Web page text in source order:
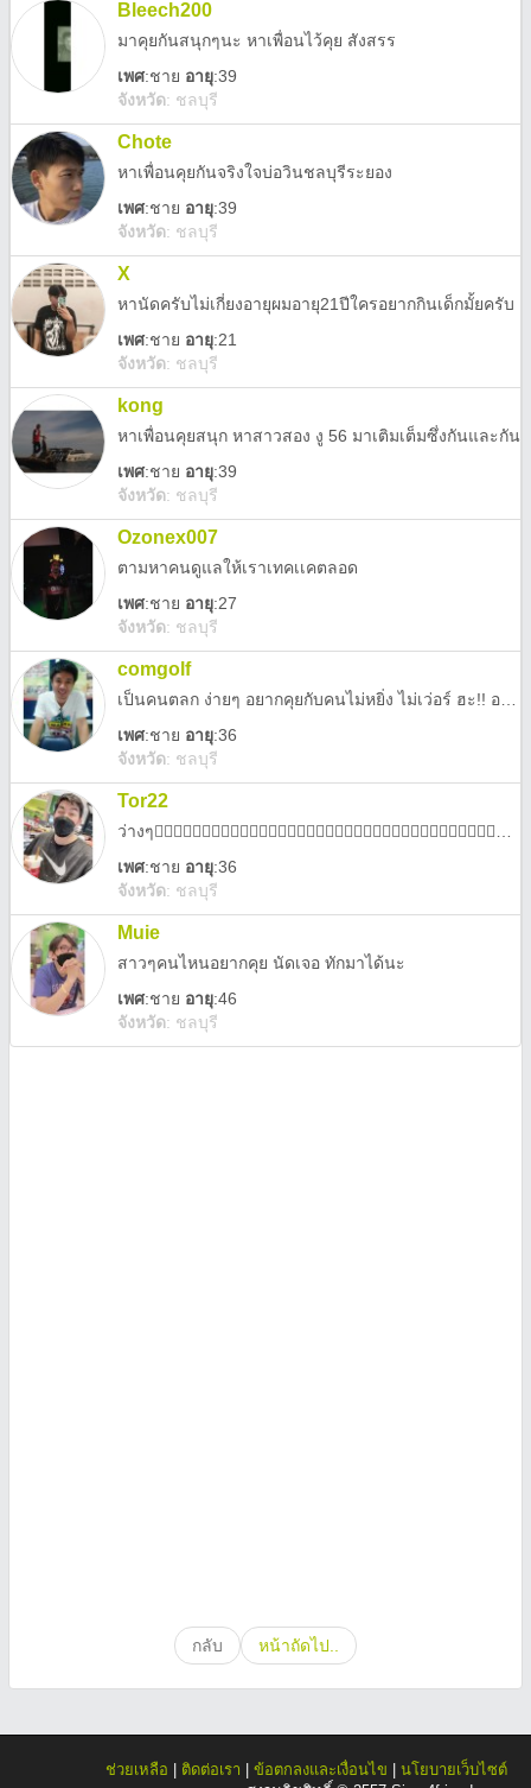
Bleech200
มาคุยกันสนุกๆนะ หาเพื่อนไว้คุย สังสรร
เพศ:ชาย อายุ:39
จังหวัด: ชลบุรี
Chote
หาเพื่อนคุยกันจริงใจบ่อวินชลบุรีระยอง
เพศ:ชาย อายุ:39
จังหวัด: ชลบุรี
X
หานัดครับไม่เกี่ยงอายุผมอายุ21ปีใครอยากกินเด็กมั้ยครับ
เพศ:ชาย อายุ:21
จังหวัด: ชลบุรี
kong
หาเพื่อนคุยสนุก หาสาวสอง งู 56 มาเติมเต็มซึ่งกันและกัน
เพศ:ชาย อายุ:39
จังหวัด: ชลบุรี
Ozonex007
ตามหาคนดูแลให้เราเทคเเคตลอด
เพศ:ชาย อายุ:27
จังหวัด: ชลบุรี
comgolf
เพศ:ชาย อายุ:36
จังหวัด: ชลบุรี
Tor22
เพศ:ชาย อายุ:36
จังหวัด: ชลบุรี
Muie
สาวๆคนไหนอยากคุย นัดเจอ ทักมาได้นะ
เพศ:ชาย อายุ:46
จังหวัด: ชลบุรี
กลับ หน้าถัดไป..
ช่วยเหลือ ติดต่อเรา ข้อตกลงและเงื่อนไข
นโยบายเว็บไซต์